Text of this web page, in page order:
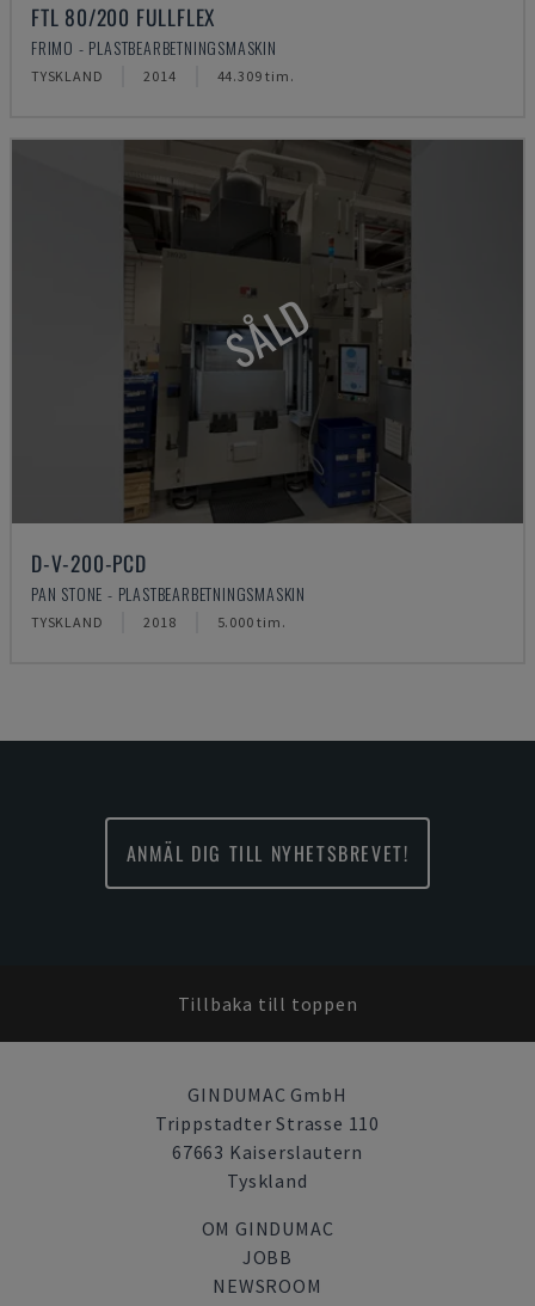
FTL 80/200 FULLFLEX
FRIMO - PLASTBEARBETNINGSMASKIN
TYSKLAND 2014 44.309 tim.
SÅLD
D-V-200-PCD
PAN STONE - PLASTBEARBETNINGSMASKIN
TYSKLAND 2018 5.000 tim.
ANMÄL DIG TILL NYHETSBREVET!
Tillbaka till toppen
GINDUMAC GmbH
Trippstadter Strasse 110
67663 Kaiserslautern
Tyskland
OM GINDUMAC
JOBB
NEWSROOM